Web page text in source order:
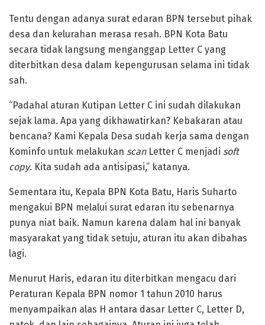
Tentu dengan adanya surat edaran BPN tersebut pihak
desa dan kelurahan merasa resah. BPN Kota Batu
secara tidak langsung menganggap Letter C yang
diterbitkan desa dalam kepengurusan selama ini tidak
sah.
“Padahal aturan Kutipan Letter C ini sudah dilakukan
sejak lama. Apa yang dikhawatirkan? Kebakaran atau
bencana? Kami Kepala Desa sudah kerja sama dengan
Kominfo untuk melakukan scanLetter C menjadi soft
copy. Kita sudah ada antisipasi,” katanya.
Sementara itu, Kepala BPN Kota Batu, Haris Suharto
mengakui BPN melalui surat edaran itu sebenarnya
punya niat baik. Namun karena dalam hal ini banyak
masyarakat yang tidak setuju, aturan itu akan dibahas
lagi.
Menurut Haris, edaran itu diterbitkan mengacu dari
Peraturan Kepala BPN nomor 1 tahun 2010 harus
menyampaikan alas H antara dasar Letter C, Letter D,